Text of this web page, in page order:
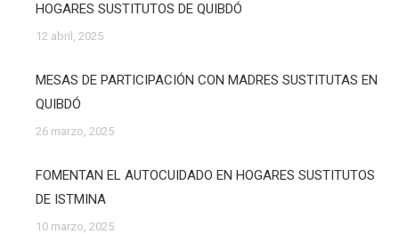
HOGARES SUSTITUTOS DE QUIBDÓ
12 abril, 2025
MESAS DE PARTICIPACIÓN CON MADRES SUSTITUTAS EN
QUIBDÓ
26 marzo, 2025
FOMENTAN EL AUTOCUIDADO EN HOGARES SUSTITUTOS
DE ISTMINA
10 marzo, 2025